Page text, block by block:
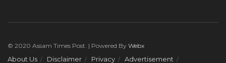
© 2020 Assam Times Post. | Powered By Webx
About Us Disclaimer Privacy Advertisement